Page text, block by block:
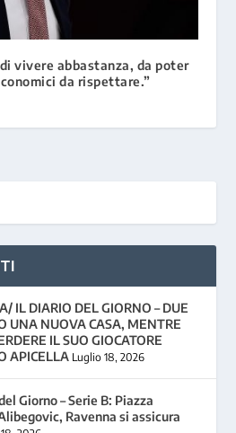
vivere abbastanza, da poter
da rispettare.”
IL DIARIO DEL GIORNO – DUE
UNA NUOVA CASA, MENTRE
IL SUO GIOCATORE
APICELLA Luglio 18, 2026
Giorno – Serie B: Piazza
Ravenna si assicura